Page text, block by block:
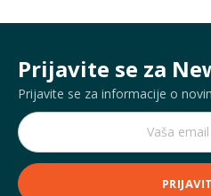
Prijavite se za
Prijavite se za informacije o